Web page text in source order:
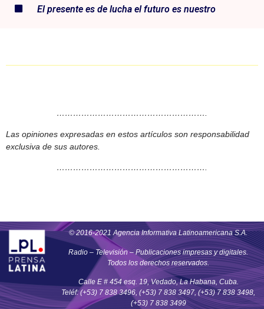
El presente es de lucha el futuro es nuestro
……………………………………………….
Las opiniones expresadas en estos artículos son responsabilidad
exclusiva de sus autores.
……………………………………………….
© 2016-2021 Agencia Informativa Latinoamericana S.A.
Radio – Televisión – Publicaciones impresas y digitales.
Todos los derechos reservados.
Calle E # 454 esq. 19, Vedado, La Habana, Cuba.
Teléf: (+53) 7 838 3496, (+53) 7 838 3497, (+53) 7 838 3498,
(+53) 7 838 3499